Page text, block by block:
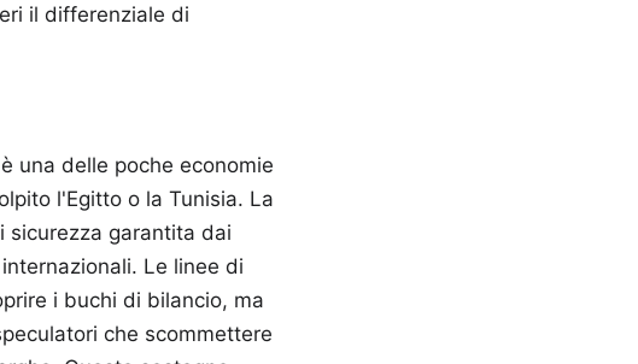
il differenziale di
una delle poche economie
l'Egitto o la Tunisia. La
sicurezza garantita dai
Le linee di
i buchi di bilancio, ma
che scommettere